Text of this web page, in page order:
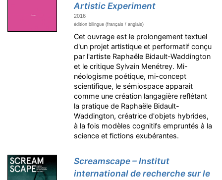
Artistic Experiment
2016
édition bilingue (français / anglais)
Cet ouvrage est le prolongement textuel
d'un projet artistique et performatif conçu
par l'artiste Raphaële Bidault-Waddington
et le critique Sylvain Menétrey. Mi-
néologisme poétique, mi-concept
scientifique, le sémiospace apparait
comme une création langagière reflétant
la pratique de Raphaële Bidault-
Waddington, créatrice d'objets hybrides,
à la fois modèles cognitifs empruntés à la
science et fictions exubérantes.
Screamscape – Institut
international de recherche sur le